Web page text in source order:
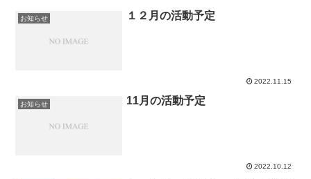
お知らせ １２月の活動予定
2022.11.15
お知らせ 11月の活動予定
2022.10.12